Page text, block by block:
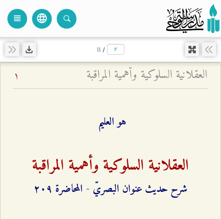
language
view_headline
/۱۱
العقلانية السلوكية وأهمية المراقبة 1
هو العليم
العقلانية السلوكية وأهمية المراقبة
شرح حديث عنوان البصريّ - المحاضرة ٢۰٩